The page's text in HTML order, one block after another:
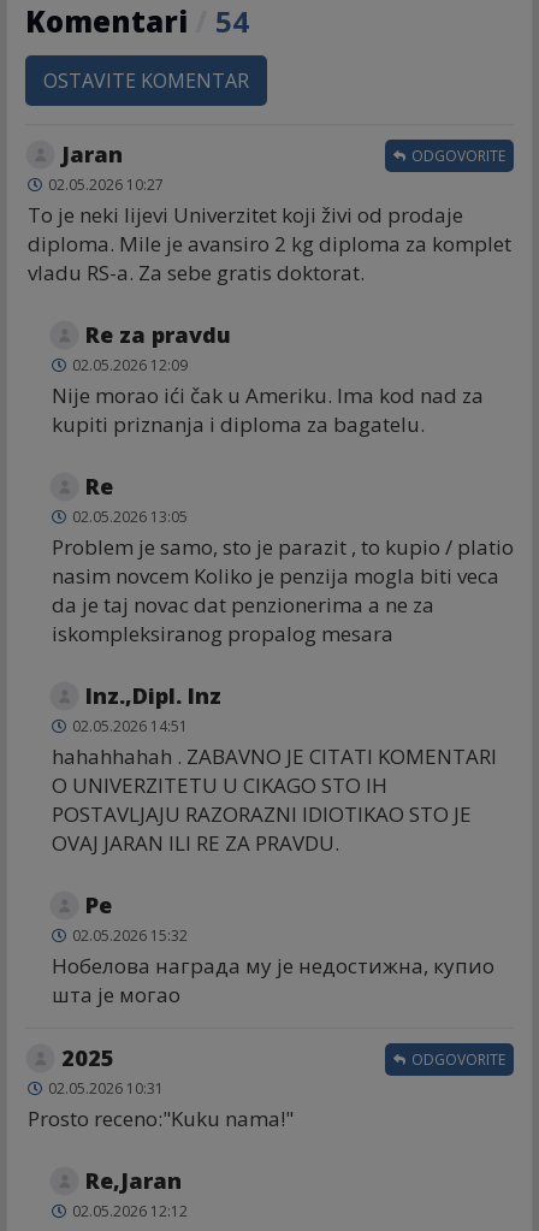
Komentari 54
OSTAVITE KOMENTAR
Jaran
02.05.2026 10:27
To je neki lijevi Univerzitet koji živi od prodaje
diploma. Mile je avansiro 2 kg diploma za komplet
vladu RS-a. Za sebe gratis doktorat.
ODGOVORITE
Re za pravdu
02.05.2026 12:09
Nije morao ići čak u Ameriku. Ima kod nad za
kupiti priznanja i diploma za bagatelu.
Re
02.05.2026 13:05
Problem je samo, sto je parazit , to kupio / platio
nasim novcem Koliko je penzija mogla biti veca
da je taj novac dat penzionerima a ne za
iskompleksiranog propalog mesara
Inz.,Dipl. Inz
02.05.2026 14:51
hahahhahah . ZABAVNO JE CITATI KOMENTARI
O UNIVERZITETU U CIKAGO STO IH
POSTAVLJAJU RAZORAZNI IDIOTIKAO STO JE
OVAJ JARAN ILI RE ZA PRAVDU.
Ре
02.05.2026 15:32
Нобелова награда му је недостижна, купио
шта је могао
2025
02.05.2026 10:31
Prosto receno:"Kuku nama!"
ODGOVORITE
Re,Jaran
02.05.2026 12:12